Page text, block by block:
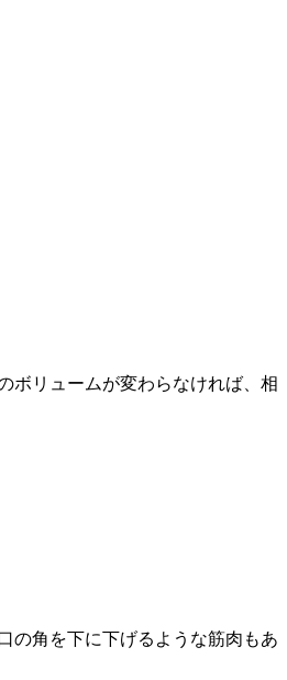
ボリュームが変わらなければ、相
の角を下に下げるような筋肉もあ